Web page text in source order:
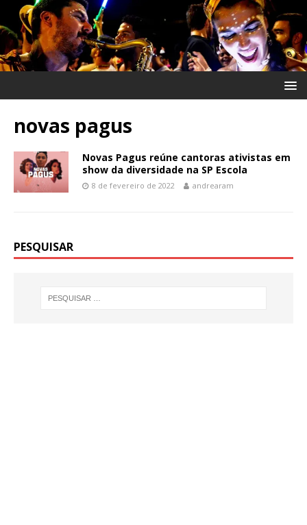
novas pagus
Novas Pagus reúne cantoras ativistas em
show da diversidade na SP Escola
8 de fevereiro de 2022 andrearam
PESQUISAR